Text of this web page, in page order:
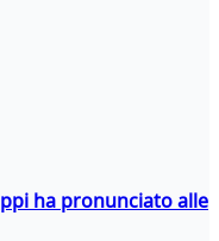
ha pronunciato alle